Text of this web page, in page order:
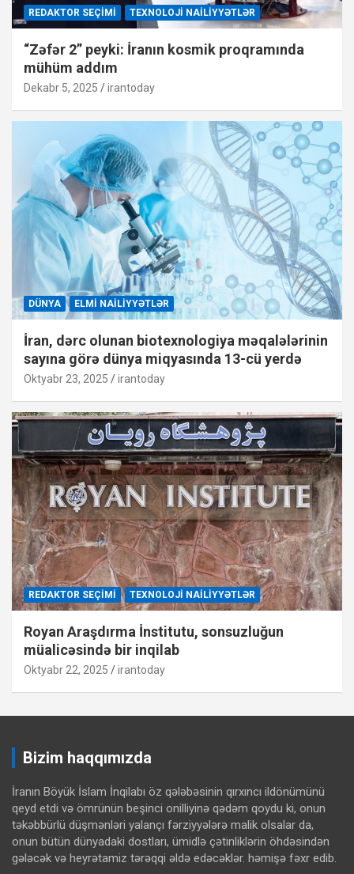
REDAKTOR SEÇIMI TEXNOLOJI NAILIYYƏTLƏR
“Zəfər 2” peyki: İranın kosmik proqramında
mühüm addım
Dekabr 5, 2025 irantoday
DÜNYA ELMI NAILIYYƏTLƏR
İran, dərc olunan biotexnologiya məqalələrinin
sayına görə dünya miqyasında 13-cü yerdə
Oktyabr 23, 2025 irantoday
REDAKTOR SEÇIMI TEXNOLOJI NAILIYYƏTLƏR
Royan Araşdırma İnstitutu, sonsuzluğun
müalicəsində bir inqilab
Oktyabr 22, 2025 irantoday
Bizim haqqımızda
İranın Böyük İslam İnqilabı öz qələbəsinin qırxıncı ildönümünü
qeyd etdi və ömrünün beşinci onilliyinə qədəm qoydu ki, onun
təkəbbürlü düşmənləri yalançı fərziyyələrə malik olsalar da,
onun bütün dünyadaki dostları, ümidlə çətinliklərin öhdəsindən
gələcək və heyrətamiz tərəqqi əldə edəcəklər. həmişə fəxr edib.